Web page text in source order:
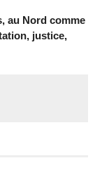
au Nord comme
justice,